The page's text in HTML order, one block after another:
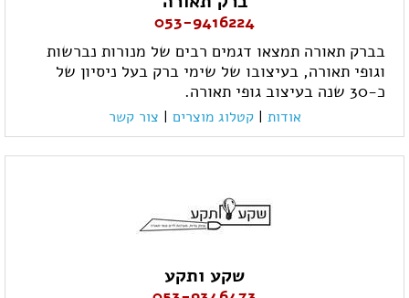
053-9416224
בברק תאורה תמצאו דגמים רבים של מנורות נברשות
וגופי תאורה, בעיצובו של שימי ברק בעל ניסיון של
כ-30 שנה בעיצוב גופי תאורה.
אודות | קטלוג מוצרים | צור קשר
שקע ותקע